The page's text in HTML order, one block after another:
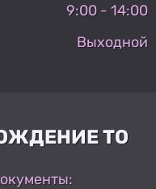
9:00 - 14:00
Выходной
ТО